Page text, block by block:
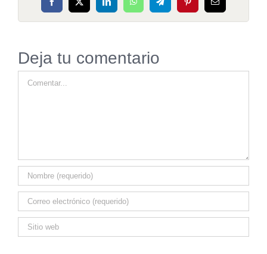
Facebook
X LinkedInWhatsAppTelegramPinterestCorreo
electrónico
Deja tu comentario